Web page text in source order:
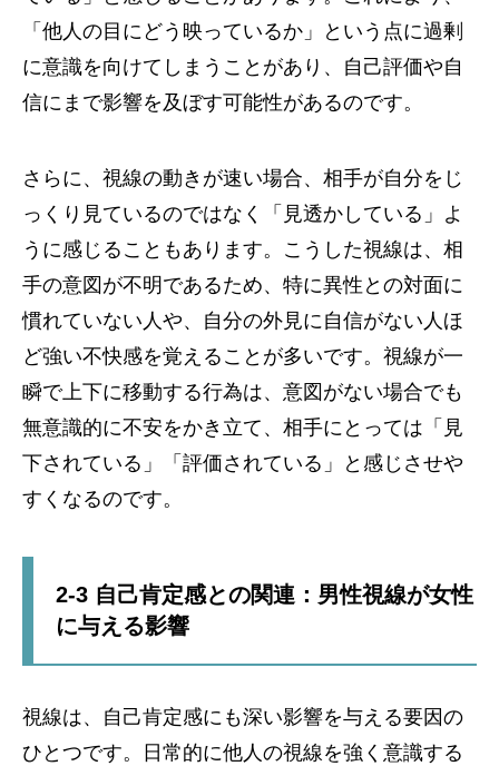
「他人の目にどう映っているか」という点に過剰
に意識を向けてしまうことがあり、自己評価や自
信にまで影響を及ぼす可能性があるのです。
さらに、視線の動きが速い場合、相手が自分をじ
っくり見ているのではなく「見透かしている」よ
うに感じることもあります。こうした視線は、相
手の意図が不明であるため、特に異性との対面に
慣れていない人や、自分の外見に自信がない人ほ
ど強い不快感を覚えることが多いです。視線が一
瞬で上下に移動する行為は、意図がない場合でも
無意識的に不安をかき立て、相手にとっては「見
下されている」「評価されている」と感じさせや
すくなるのです。
2-3 自己肯定感との関連：男性視線が女性
に与える影響
視線は、自己肯定感にも深い影響を与える要因の
ひとつです。日常的に他人の視線を強く意識する